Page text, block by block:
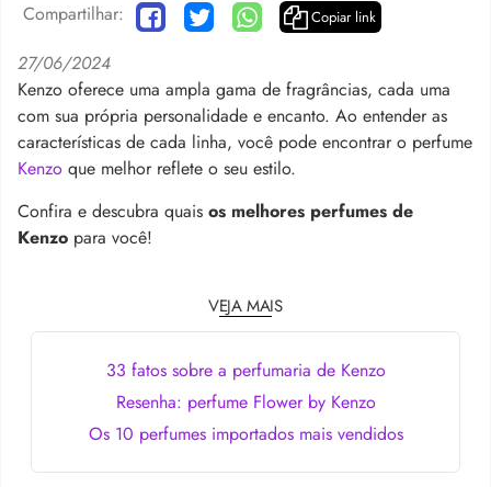
Compartilhar: Copiar link
27/06/2024
Kenzo oferece uma ampla gama de fragrâncias, cada uma
com sua própria personalidade e encanto. Ao entender as
características de cada linha, você pode encontrar o perfume
Kenzo que melhor reflete o seu estilo.
Confira e descubra quais os melhores perfumes de
Kenzo para você!
VEJA MAIS
33 fatos sobre a perfumaria de Kenzo
Resenha: perfume Flower by Kenzo
Os 10 perfumes importados mais vendidos